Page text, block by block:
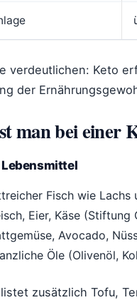
verdeutlichen: Keto
der
man bei einer
Lebensmittel
Fisch wie Lachs
Eier, Käse (Stiftung
Avocado,
Öle (Olivenöl,
zusätzlich Tofu,